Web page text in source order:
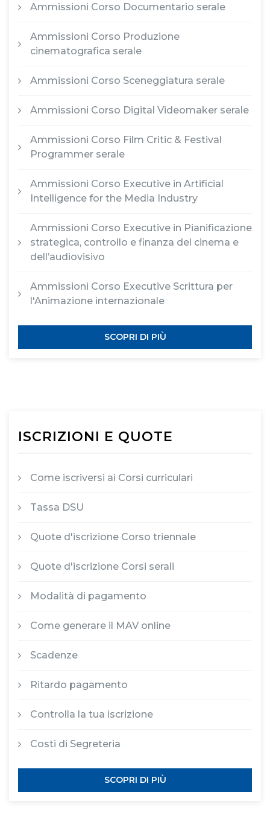
Ammissioni Corso Documentario serale
Ammissioni Corso Produzione
cinematografica serale
Ammissioni Corso Sceneggiatura serale
Ammissioni Corso Digital Videomaker serale
Ammissioni Corso Film Critic & Festival
Programmer serale
Ammissioni Corso Executive in Artificial
Intelligence for the Media Industry
Ammissioni Corso Executive in Pianificazione
strategica, controllo e finanza del cinema e
dell’audiovisivo
Ammissioni Corso Executive Scrittura per
l'Animazione internazionale
SCOPRI DI PIÙ
ISCRIZIONI E QUOTE
Come iscriversi ai Corsi curriculari
Tassa DSU
Quote d'iscrizione Corso triennale
Quote d'iscrizione Corsi serali
Modalità di pagamento
Come generare il MAV online
Scadenze
Ritardo pagamento
Controlla la tua iscrizione
Costi di Segreteria
SCOPRI DI PIÙ